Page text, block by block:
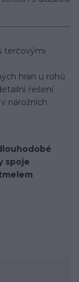
terčovými
hran u rohů
řešení
nárožních
spoje